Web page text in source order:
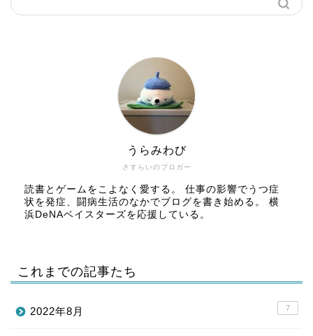
さすらいのブロガー
うらみわび
読書とゲームをこよなく愛する。 仕事の影響でうつ症
状を発症、闘病生活のなかでブログを書き始める。 横
浜DeNAベイスターズを応援している。
これまでの記事たち
2022年8月 7